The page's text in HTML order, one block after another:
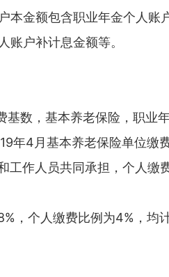
本金额包含职业年金个人账
户补计息金额等。
数，基本养老保险，职业年
年4月基本养老保险单位缴
工作人员共同承担，个人缴
，个人缴费比例为4%，均